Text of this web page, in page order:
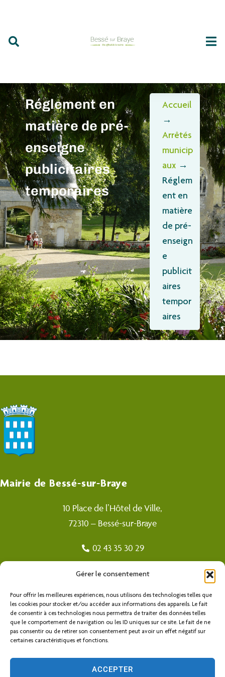
Gérer le consentement
Pour offrir les meilleures expériences, nous utilisons des technologies telles que
les cookies pour stocker et/ou accéder aux informations des appareils. Le fait
de consentir à ces technologies nous permettra de traiter des données telles
que le comportement de navigation ou les ID uniques sur ce site. Le fait de ne
pas consentir ou de retirer son consentement peut avoir un effet négatif sur
certaines caractéristiques et fonctions.
ACCEPTER
Réglement en
matière de pré-
enseigne
publicitaires
temporaires
Accueil
→
Arrêtés
municip
aux →
Réglem
ent en
matière
de pré-
enseign
e
publicit
aires
tempor
aires
Mairie de Bessé-sur-Braye
10 Place de l’Hôtel de Ville,
72310 – Bessé-sur-Braye
02 43 35 30 29
Horaires d’ouverture
Lundi, mardi, jeudi et vendredi :9h à 12h et de 14h à 17h
Mercredi : 9h à 12h
Accéder au back-office